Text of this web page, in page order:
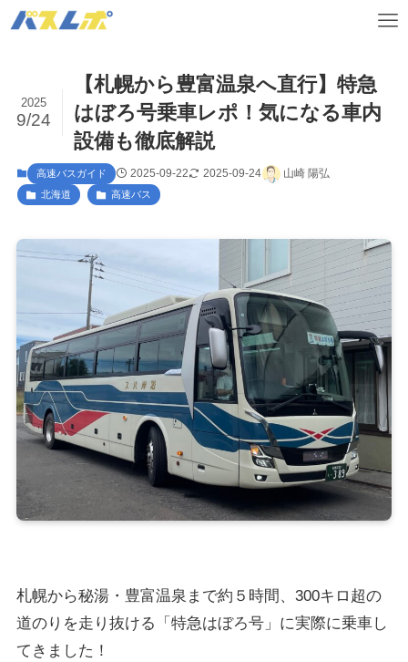
【札幌から豊富温泉へ直行】特急
はぼろ号乗車レポ！気になる車内
設備も徹底解説
2025
9/24
高速バスガイド 2025-09-22 2025-09-24 山崎 陽弘
北海道 高速バス
札幌から秘湯・豊富温泉まで約５時間、300キロ超の
道のりを走り抜ける「特急はぼろ号」に実際に乗車し
てきました！